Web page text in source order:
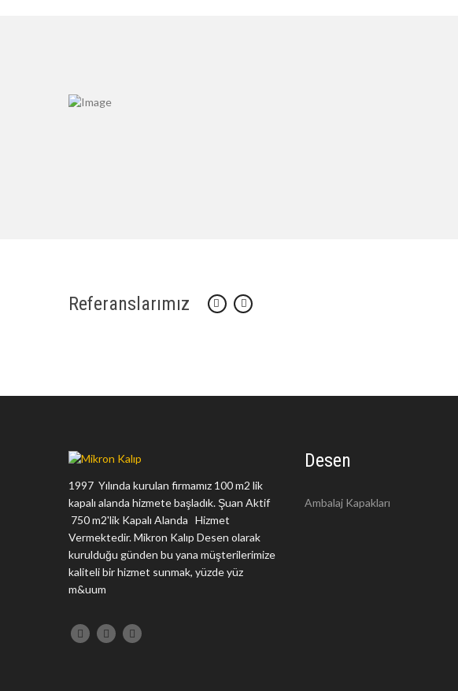
Referanslarımız
1997 Yılında kurulan firmamız 100 m2 lik
kapalı alanda hizmete başladık. Şuan Aktif
750 m2'lik Kapalı Alanda Hizmet
Vermektedir. Mikron Kalıp Desen olarak
kurulduğu günden bu yana müşterilerimize
kaliteli bir hizmet sunmak, yüzde yüz
m&uum
Desen
Ambalaj Kapakları